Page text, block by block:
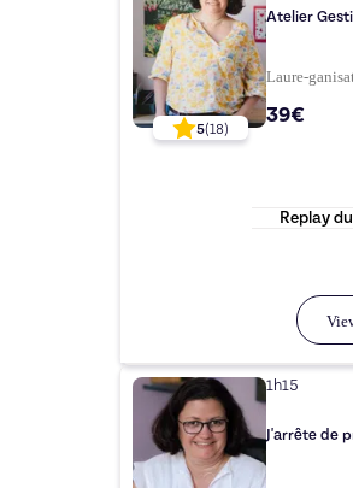
5(18)
Atelier
Laure-
39€
Replay du
1h15
J'arrête de